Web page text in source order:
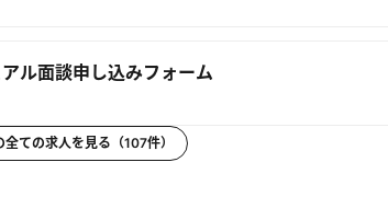
ル面談申し込みフォーム
全ての求人を見る（107件）